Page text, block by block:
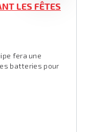
LES FÊTES
fera une
batteries pour